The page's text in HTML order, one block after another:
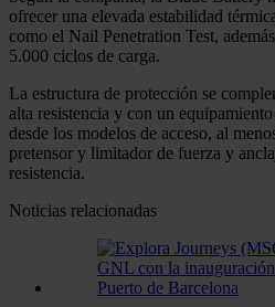
ofrecer una elevada estabilidad
como el Nail Penetration Test,
5.000 ciclos de carga.
La estructura de protección se
alta resistencia y con un
desde los modelos de acceso, al
pretensor y limitador de fuerza y
resistencia.
Noticias relacionadas